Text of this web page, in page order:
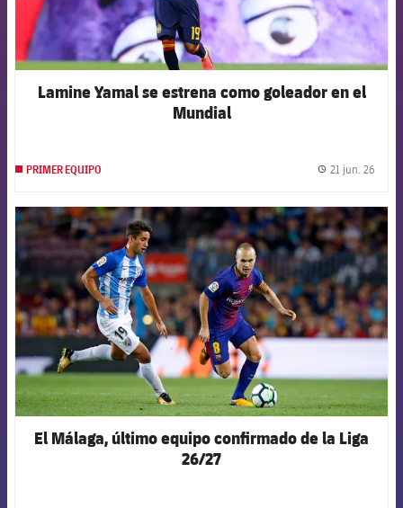
Lamine Yamal se estrena como goleador en el
Mundial
PRIMER EQUIPO 21 jun. 26
FCB Barcelona badge
El Málaga, último equipo confirmado de la Liga
26/27